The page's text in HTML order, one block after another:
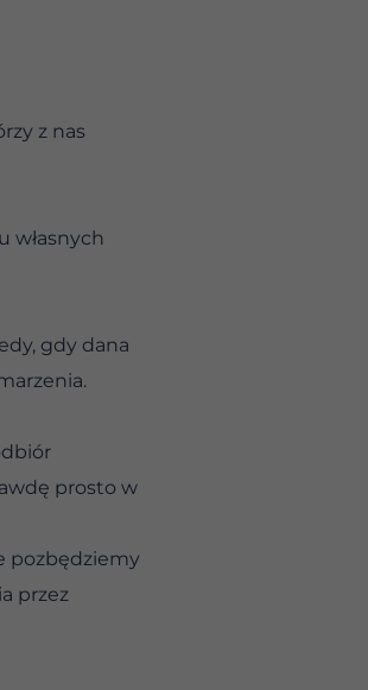
z nas
własnych
gdy dana
prosto w
pozbędziemy
przez